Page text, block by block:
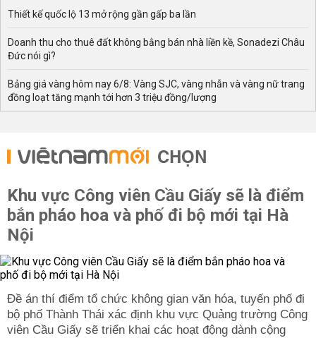
Thiết kế quốc lộ 13 mở rộng gần gấp ba lần
Doanh thu cho thuê đất không bằng bán nhà liền kề, Sonadezi Châu
Đức nói gì?
Bảng giá vàng hôm nay 6/8: Vàng SJC, vàng nhẫn và vàng nữ trang
đồng loạt tăng mạnh tới hơn 3 triệu đồng/lượng
CHỌN
Khu vực Công viên Cầu Giấy sẽ là điểm
bắn pháo hoa và phố đi bộ mới tại Hà
Nội
Đề án thí điểm tổ chức không gian văn hóa, tuyến phố đi
bộ phố Thành Thái xác định khu vực Quảng trường Công
viên Cầu Giấy sẽ triển khai các hoạt động dành cộng